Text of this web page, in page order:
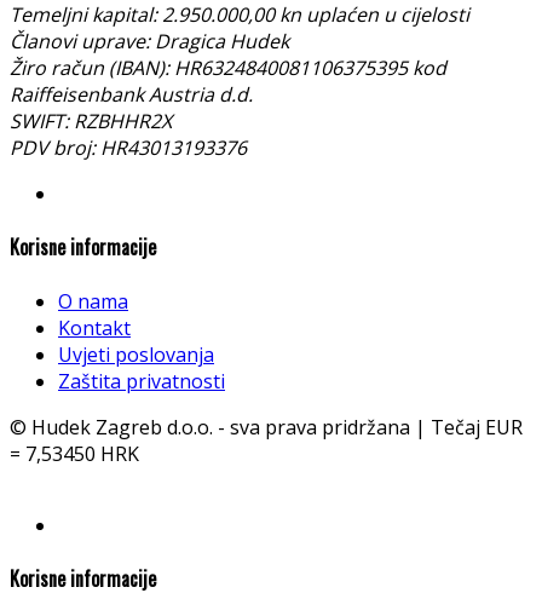
Temeljni kapital: 2.950.000,00 kn uplaćen u cijelosti
Članovi uprave: Dragica Hudek
Žiro račun (IBAN): HR6324840081106375395 kod
Raiffeisenbank Austria d.d.
SWIFT: RZBHHR2X
PDV broj: HR43013193376
Korisne informacije
O nama
Kontakt
Uvjeti poslovanja
Zaštita privatnosti
© Hudek Zagreb d.o.o. - sva prava pridržana | Tečaj EUR
= 7,53450 HRK
Korisne informacije